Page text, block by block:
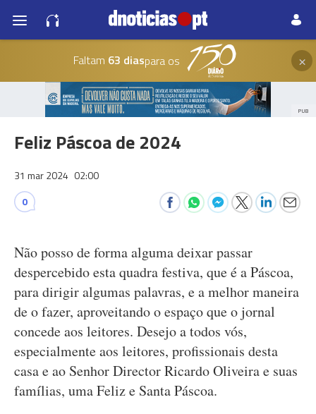
Faltam 63 diaspara os ×
PUB
Feliz Páscoa de 2024
31 mar 2024 02:00
0
Não posso de forma alguma deixar passar
despercebido esta quadra festiva, que é a Páscoa,
para dirigir algumas palavras, e a melhor maneira
de o fazer, aproveitando o espaço que o jornal
concede aos leitores. Desejo a todos vós,
especialmente aos leitores, profissionais desta
casa e ao Senhor Director Ricardo Oliveira e suas
famílias, uma Feliz e Santa Páscoa.